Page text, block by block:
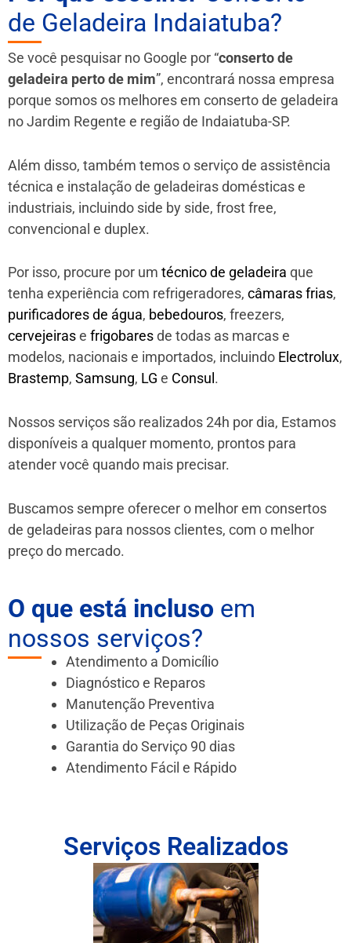
de Geladeira Indaiatuba?
Se você pesquisar no Google por “conserto de
geladeira perto de mim”, encontrará nossa empresa
porque somos os melhores em conserto de geladeira
no Jardim Regente e região de Indaiatuba-SP.
Além disso, também temos o serviço de assistência
técnica e instalação de geladeiras domésticas e
industriais, incluindo side by side, frost free,
convencional e duplex.
Por isso, procure por um técnico de geladeira que
tenha experiência com refrigeradores, câmaras frias,
purificadores de água, bebedouros, freezers,
cervejeirase frigobaresde todas as marcas e
modelos, nacionais e importados, incluindo Electrolux,
Brastemp, Samsung, LG e Consul .
Nossos serviços são realizados 24h por dia, Estamos
disponíveis a qualquer momento, prontos para
atender você quando mais precisar.
Buscamos sempre oferecer o melhor em consertos
de geladeiras para nossos clientes, com o melhor
preço do mercado.
O que está incluso em
nossos serviços?
Atendimento a Domicílio
Diagnóstico e Reparos
Manutenção Preventiva
Utilização de Peças Originais
Garantia do Serviço 90 dias
Atendimento Fácil e Rápido
Serviços Realizados